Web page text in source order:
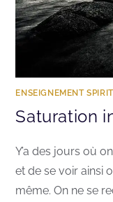
ENSEIGNEMENT
Saturation
Y’a des jours où
et de se voir ainsi
même. On ne se